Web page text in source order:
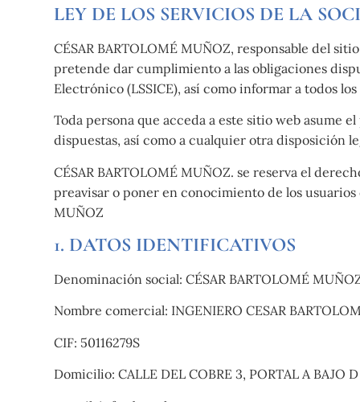
LEY DE LOS SERVICIOS DE LA
CÉSAR BARTOLOMÉ MUÑOZ, responsable del
pretende dar cumplimiento a las obligaciones
Electrónico (LSSICE), así como informar a todos
Toda persona que acceda a este sitio web asume
dispuestas, así como a cualquier otra disposición
CÉSAR BARTOLOMÉ MUÑOZ. se reserva el
preavisar o poner en conocimiento de los
MUÑOZ
1. DATOS IDENTIFICATIVOS
Denominación social: CÉSAR BARTOLOMÉ
Nombre comercial: INGENIERO CESAR
CIF: 50116279S
Domicilio: CALLE DEL COBRE 3, PORTAL A BAJO D